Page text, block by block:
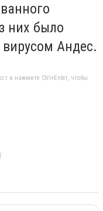
них было
Андес.
и нажмите Ctrl+Enter, чтобы